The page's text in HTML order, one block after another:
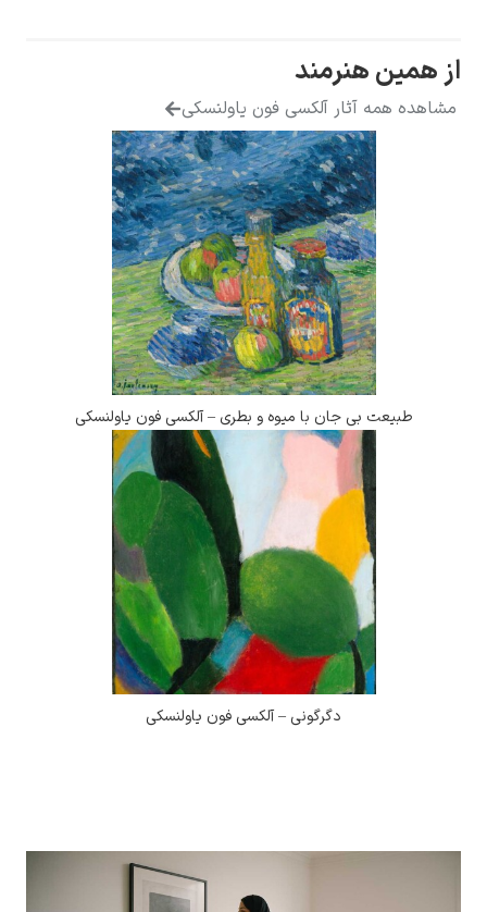
از همین هنرمند
مشاهده همه آثار آلکسی فون یاولنسکی
طبیعت بی جان با میوه و بطری – آلکسی فون یاولنسکی
دگرگونی – آلکسی فون یاولنسکی